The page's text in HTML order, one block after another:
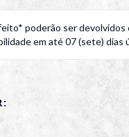
poderão ser devolvidos
em até 07 (sete) dias